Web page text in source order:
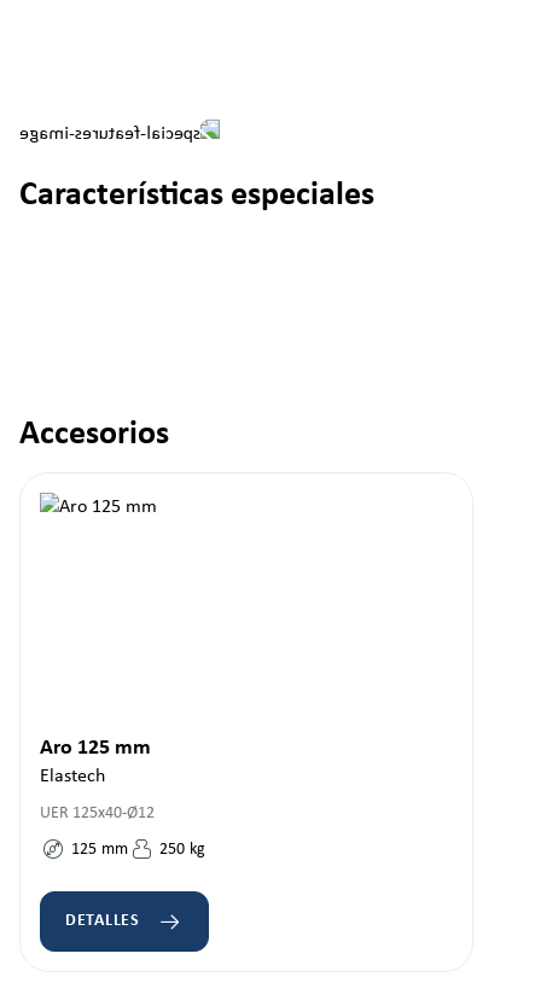
Características especiales
Omitir la galería de productos
Accesorios
Aro 125 mm
Elastech
UER 125x40-Ø12
125 mm 250 kg
DETALLES